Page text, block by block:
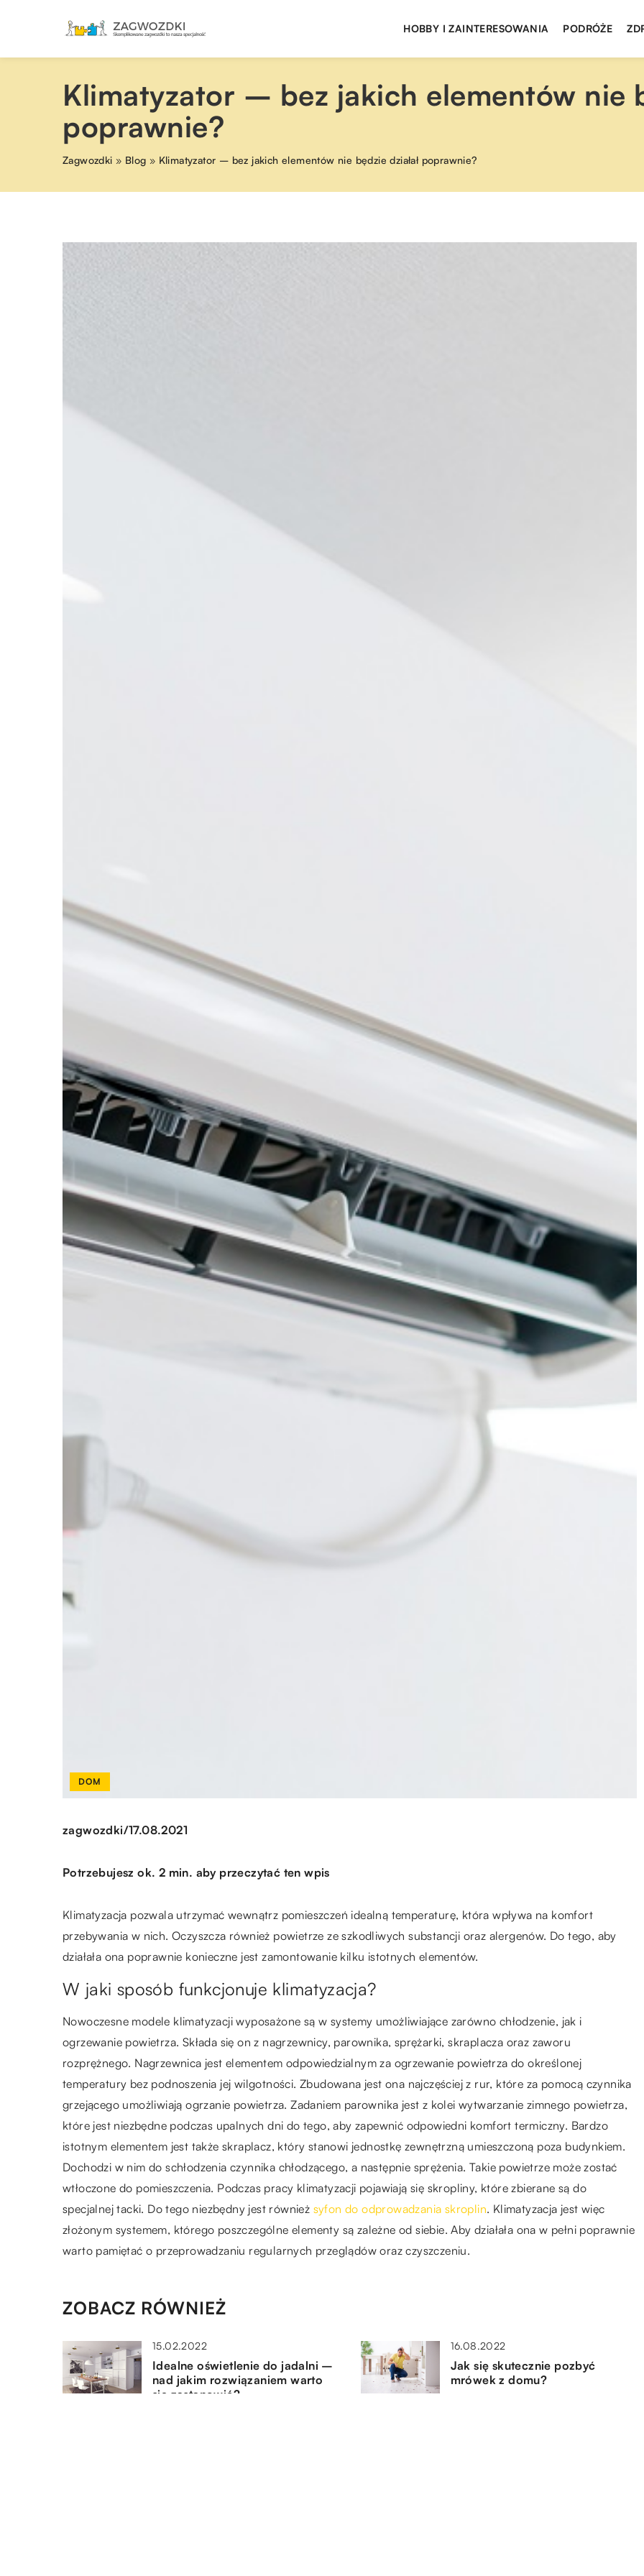
HOBBY I ZAINTERESOWANIA PODRÓŻE
Klimatyzator – bez jakich elementów nie
poprawnie?
Zagwozdki » Blog » Klimatyzator – bez jakich elementów nie będzie działał poprawnie?
DOM
zagwozdki/17.08.2021
Potrzebujesz ok. 2 min. aby przeczytać ten wpis
Klimatyzacja pozwala utrzymać wewnątrz pomieszczeń idealną temperaturę, która wpływa na komfort
przebywania w nich. Oczyszcza również powietrze ze szkodliwych substancji oraz alergenów. Do tego, aby
działała ona poprawnie konieczne jest zamontowanie kilku istotnych elementów.
W jaki sposób funkcjonuje klimatyzacja?
Nowoczesne modele klimatyzacji wyposażone są w systemy umożliwiające zarówno chłodzenie, jak i
ogrzewanie powietrza. Składa się on z nagrzewnicy, parownika, sprężarki, skraplacza oraz zaworu
rozprężnego. Nagrzewnica jest elementem odpowiedzialnym za ogrzewanie powietrza do określonej
temperatury bez podnoszenia jej wilgotności. Zbudowana jest ona najczęściej z rur, które za pomocą czynnika
grzejącego umożliwiają ogrzanie powietrza. Zadaniem parownika jest z kolei wytwarzanie zimnego powietrza,
które jest niezbędne podczas upalnych dni do tego, aby zapewnić odpowiedni komfort termiczny. Bardzo
istotnym elementem jest także skraplacz, który stanowi jednostkę zewnętrzną umieszczoną poza budynkiem.
Dochodzi w nim do schłodzenia czynnika chłodzącego, a następnie sprężenia. Takie powietrze może zostać
wtłoczone do pomieszczenia. Podczas pracy klimatyzacji pojawiają się skropliny, które zbierane są do
specjalnej tacki. Do tego niezbędny jest również syfon do odprowadzania skroplin. Klimatyzacja jest więc
złożonym systemem, którego poszczególne elementy są zależne od siebie. Aby działała ona w pełni poprawnie
warto pamiętać o przeprowadzaniu regularnych przeglądów oraz czyszczeniu.
ZOBACZ RÓWNIEŻ
15.02.2022
Idealne oświetlenie do jadalni –
nad jakim rozwiązaniem warto
się zastanowić?
16.08.2022
Jak się skutecznie pozbyć
mrówek z domu?